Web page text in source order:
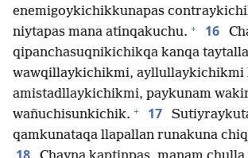
enemigoykichikkunapas
niytapas mana atinqakuchu. + 16
qipanchasuqnikichikqa kanqa
wawqillaykichikmi, ayllullaykichikmi
amistadllaykichikmi, paykunam
wañuchisunkichik. + 17
qamkunataqa llapallan runakuna